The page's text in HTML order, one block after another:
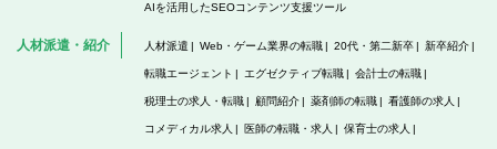
AIを活用したSEOコンテンツ支援ツール
人材派遣・紹介 人材派遣 Web・ゲーム業界の転職 20代・第二新卒 新卒紹介
転職エージェント エグゼクティブ転職 会計士の転職
税理士の求人・転職 顧問紹介 薬剤師の転職 看護師の求人
コメディカル求人 医師の転職・求人 保育士の求人